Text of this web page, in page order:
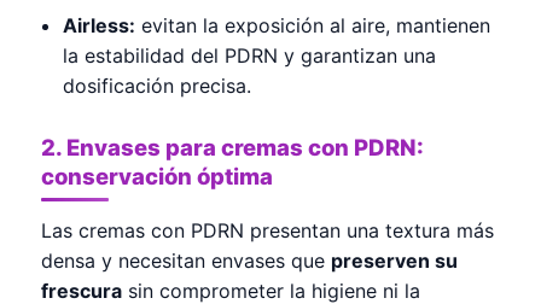
Airless: evitan la exposición al aire, mantienen
la estabilidad del PDRN y garantizan una
dosificación precisa.
2. Envases para cremas con PDRN:
conservación óptima
Las cremas con PDRN presentan una textura más
densa y necesitan envases que preserven su
frescura sin comprometer la higiene ni la